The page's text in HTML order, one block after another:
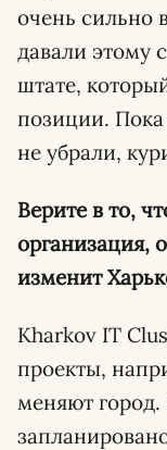
очень сильно
давали этому
штате,
позиции.
не убрали,
Верите в то,
организация,
изменит
Kharkov IT
проекты,
меняют